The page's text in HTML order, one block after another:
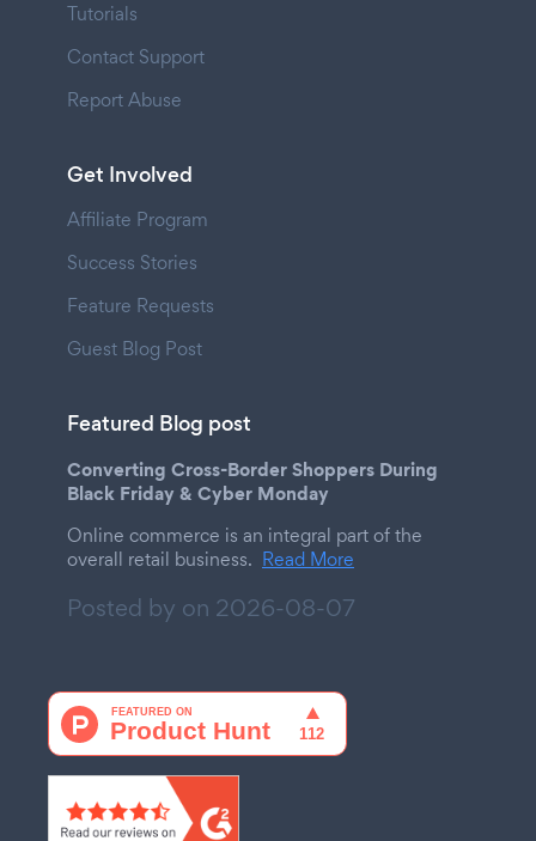
Tutorials
Contact Support
Report Abuse
Get Involved
Affiliate Program
Success Stories
Feature Requests
Guest Blog Post
Featured Blog post
Converting Cross-Border Shoppers During
Black Friday & Cyber Monday
Online commerce is an integral part of the
overall retail business. Read More
Posted by on 2026-08-07